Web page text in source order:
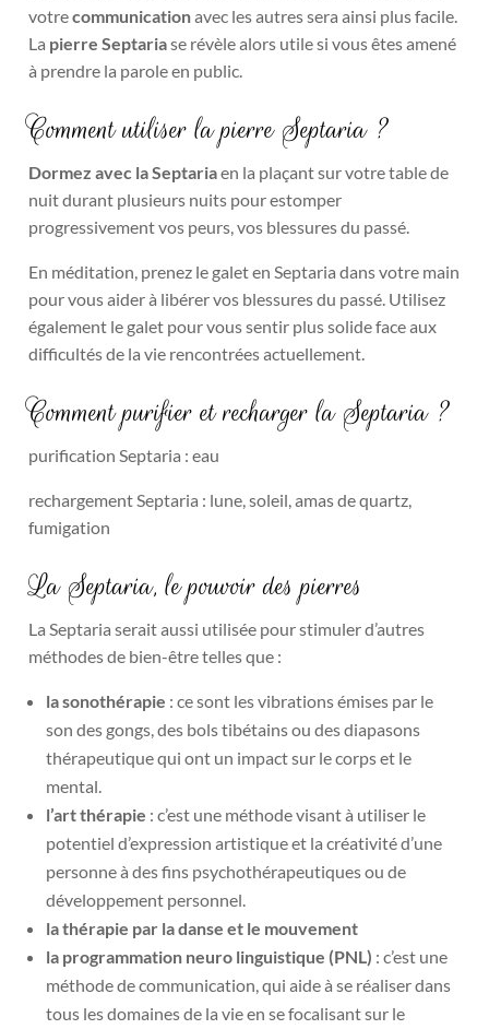
votrecommunicationavec les autres sera ainsi plus facile.
La pierre Septariase révèle alors utile si vous êtes amené
à prendre la parole en public.
Comment utiliser la pierre Septaria ?
Dormez avec la Septariaen la plaçant sur votre table de
nuit durant plusieurs nuits pour estomper
progressivement vos peurs, vos blessures du passé.
En méditation, prenez le galet en Septaria dans votre main
pour vous aider à libérer vos blessures du passé. Utilisez
également le galet pour vous sentir plus solide face aux
difficultés de la vie rencontrées actuellement.
Comment purifier et recharger la Septaria ?
purification Septaria : eau
rechargement Septaria : lune, soleil, amas de quartz,
fumigation
La Septaria, le pouvoir des pierres
La Septaria serait aussi utilisée pour stimuler d’autres
méthodes de bien-être telles que :
la sonothérapie : ce sont les vibrations émises par le
son des gongs, des bols tibétains ou des diapasons
thérapeutique qui ont un impact sur le corps et le
mental.
l’art thérapie : c’est une méthode visant à utiliser le
potentiel d’expression artistique et la créativité d’une
personne à des fins psychothérapeutiques ou de
développement personnel.
la thérapie par la danse et le mouvement
la programmation neuro linguistique (PNL) : c’est une
méthode de communication, qui aide à se réaliser dans
tous les domaines de la vie en se focalisant sur le